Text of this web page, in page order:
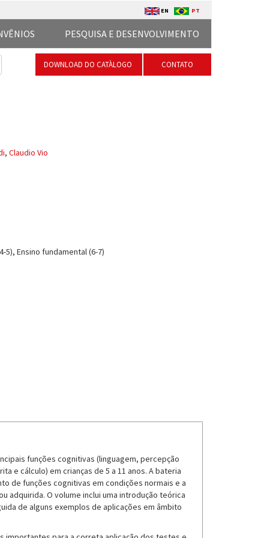
EN PT
PESQUISA E DESENVOLVIMENTO
DOWNLOAD DO CATÀLOGO CONTATO
, Claudio Vio
5), Ensino fundamental (6-7)
funções cognitivas (linguagem, percepção
e cálculo) em crianças de 5 a 11 anos. A bateria
de funções cognitivas em condições normais e a
O volume inclui uma introdução teórica
de alguns exemplos de aplicações em âmbito